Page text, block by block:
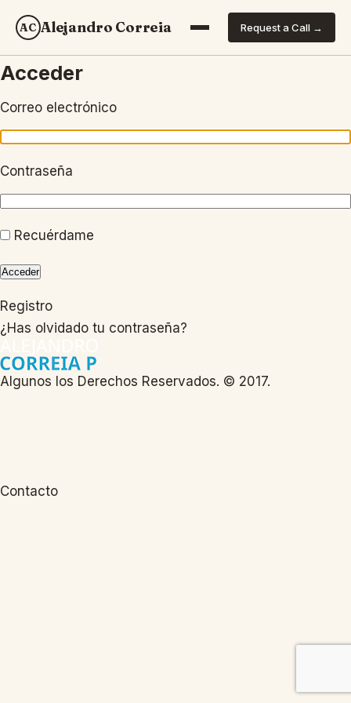
AC Alejandro Correia Request a Call →
Acceder
Correo electrónico
Contraseña
Recuérdame
Acceder
Registro
¿Has olvidado tu contraseña?
Algunos los Derechos Reservados. © 2017.
Contacto